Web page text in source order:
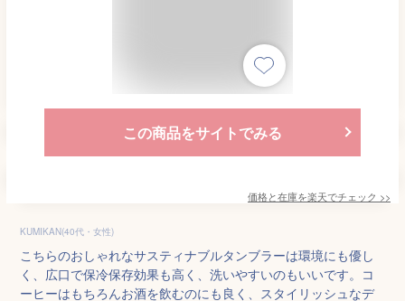
この商品をサイトでみる
価格と在庫を楽天でチェック >>
KUMIKAN(40代・女性)
こちらのおしゃれなサスティナブルタンブラーは環境にも優し
く、広口で保冷保存効果も高く、洗いやすいのもいいです。コ
ーヒーはもちろんお酒を飲むのにも良く、スタイリッシュなデ